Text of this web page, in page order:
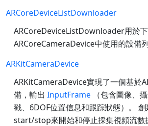
ARCoreDeviceListDownloader
ARCoreDeviceListDownloader用於
ARCoreCameraDevice中使用的設備列
ARKitCameraDevice
ARKitCameraDevice實現了一個基於
備，輸出 InputFrame （包含圖像、
戳、6DOF位置信息和跟踪狀態）。
start/stop來開始和停止採集視頻流數